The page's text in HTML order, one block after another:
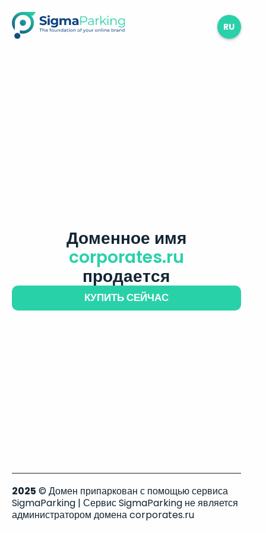
RU
Доменное имя
corporates.ru
продается
КУПИТЬ СЕЙЧАС
2025 © Домен припаркован с помощью сервиса
SigmaParking | Сервис SigmaParking не является
администратором домена corporates.ru